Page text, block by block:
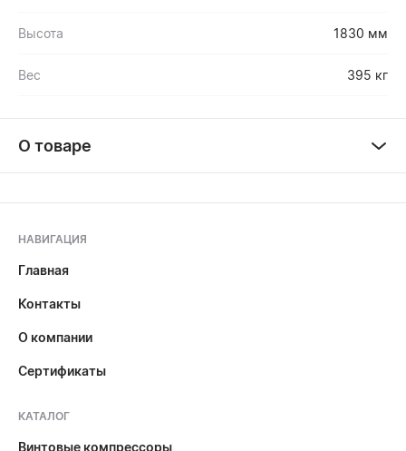
Высота 1830 мм
Вес 395 кг
О товаре
НАВИГАЦИЯ
Главная
Контакты
О компании
Сертификаты
КАТАЛОГ
Винтовые компрессоры